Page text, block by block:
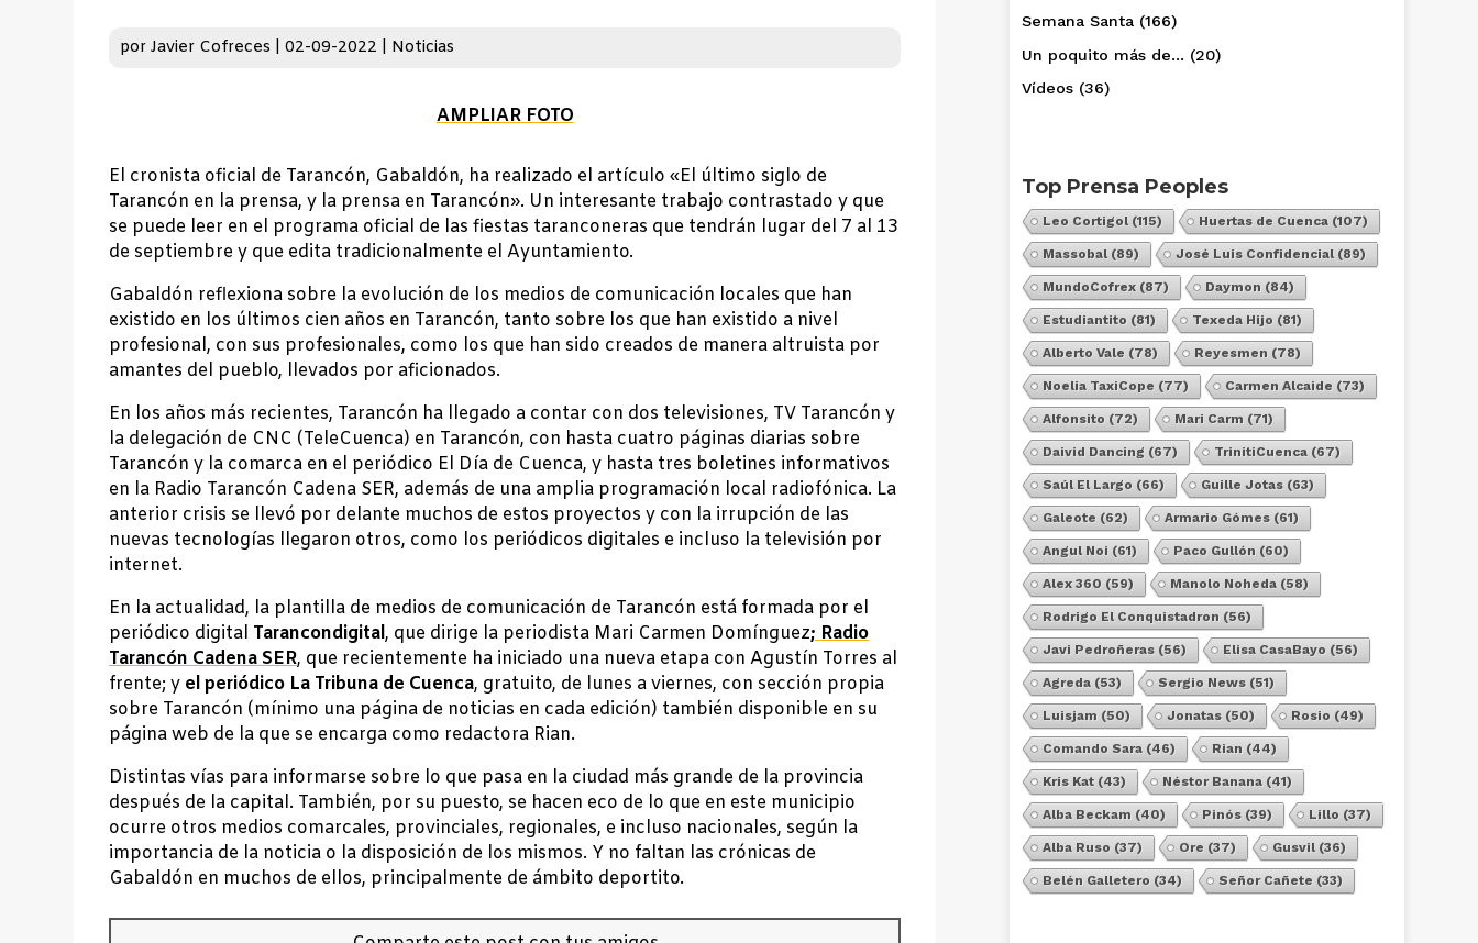
porJavier Cofreces |02-09-2022 Noticias
AMPLIAR FOTO
El cronista oficial de Tarancón, Gabaldón, ha realizado el artículo «El último siglo de
Tarancón en la prensa, y la prensa en Tarancón». Un interesante trabajo contrastado y que
se puede leer en el programa oficial de las fiestas taranconeras que tendrán lugar del 7 al 13
de septiembre y que edita tradicionalmente el Ayuntamiento.
Gabaldón reflexiona sobre la evolución de los medios de comunicación locales que han
existido en los últimos cien años en Tarancón, tanto sobre los que han existido a nivel
profesional, con sus profesionales, como los que han sido creados de manera altruista por
amantes del pueblo, llevados por aficionados.
En los años más recientes, Tarancón ha llegado a contar con dos televisiones, TV Tarancón y
la delegación de CNC (TeleCuenca) en Tarancón, con hasta cuatro páginas diarias sobre
Tarancón y la comarca en el periódico El Día de Cuenca, y hasta tres boletines informativos
en la Radio Tarancón Cadena SER, además de una amplia programación local radiofónica. La
anterior crisis se llevó por delante muchos de estos proyectos y con la irrupción de las
nuevas tecnologías llegaron otros, como los periódicos digitales e incluso la televisión por
internet.
En la actualidad, la plantilla de medios de comunicación de Tarancón está formada por el
periódico digital Tarancondigital, que dirige la periodista Mari Carmen Domínguez; Radio
Tarancón Cadena SER, que recientemente ha iniciado una nueva etapa con Agustín Torres al
frente; y el periódico La Tribuna de Cuenca, gratuito, de lunes a viernes, con sección propia
sobre Tarancón (mínimo una página de noticias en cada edición) también disponible en su
página web de la que se encarga como redactora Rian.
Distintas vías para informarse sobre lo que pasa en la ciudad más grande de la provincia
después de la capital. También, por su puesto, se hacen eco de lo que en este municipio
ocurre otros medios comarcales, provinciales, regionales, e incluso nacionales, según la
importancia de la noticia o la disposición de los mismos. Y no faltan las crónicas de
Gabaldón en muchos de ellos, principalmente de ámbito deportito.
Semana Santa (166)
Un poquito más de… (20)
Vídeos (36)
Top Prensa Peoples
Leo Cortigol (115) Huertas de Cuenca (107)
Massobal (89) José Luis Confidencial (89)
MundoCofrex (87) Daymon (84)
Estudiantito (81) Texeda Hijo (81)
Alberto Vale (78) Reyesmen (78)
Noelia TaxiCope (77) Carmen Alcaide (73)
Alfonsito (72) Mari Carm (71)
Daivid Dancing (67) TrinitiCuenca (67)
Saúl El Largo (66) Guille Jotas (63)
Galeote (62) Armario Gómes (61)
Angul Noi (61) Paco Gullón (60)
Alex 360 (59) Manolo Noheda (58)
Rodrigo El Conquistadron (56)
Javi Pedroñeras (56) Elisa CasaBayo (56)
Agreda (53) Sergio News (51)
Luisjam (50) Jonatas (50) Rosio (49)
Comando Sara (46) Rian (44)
Kris Kat (43) Néstor Banana (41)
Alba Beckam (40) Pinós (39) Lillo (37)
Alba Ruso (37) Ore (37) Gusvil (36)
Belén Galletero (34) Señor Cañete (33)